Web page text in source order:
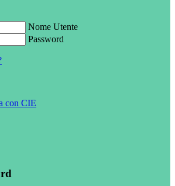
Nome Utente
Password
con CIE